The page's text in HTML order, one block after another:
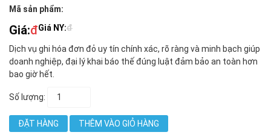
Mã sản phẩm:
Giá:đGiá NY:đ
Dịch vụ ghi hóa đơn đỏ uy tín chính xác, rõ ràng và minh bạch giúp
doanh nghiệp, đại lý khai báo thế đúng luật đảm bảo an toàn hơn
bao giờ hết.
Số lượng:
ĐẶT HÀNG THÊM VÀO GIỎ HÀNG